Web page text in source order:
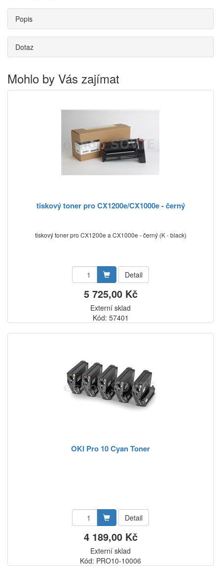
Popis
Dotaz
Mohlo by Vás zajímat
tiskový toner pro CX1200e/CX1000e - černý
tiskový toner pro CX1200e a CX1000e - černý (K - black)
Detail
5 725,00 Kč
Externí sklad
Kód: 57401
OKI Pro 10 Cyan Toner
Detail
4 189,00 Kč
Externí sklad
Kód: PRO10-10006